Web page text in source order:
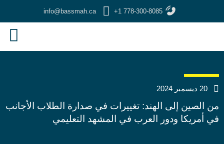
+1 778-300-8085
info@bassmah.ca
20 ديسمبر 2024
من الصين إلى الهند: تغييرات في صدارة الطلاب الأجانب
في أمريكا ودور العرب في المشهد التعليمي